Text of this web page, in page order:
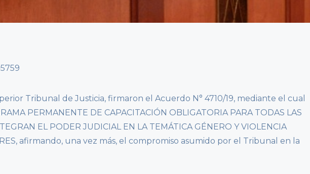
Tribunal de Justicia, firmaron el Acuerdo N° 4710/19, mediante el cual
PERMANENTE DE CAPACITACIÓN OBLIGATORIA PARA TODAS LAS
EL PODER JUDICIAL EN LA TEMÁTICA GÉNERO Y VIOLENCIA
afirmando, una vez más, el compromiso asumido por el Tribunal en la